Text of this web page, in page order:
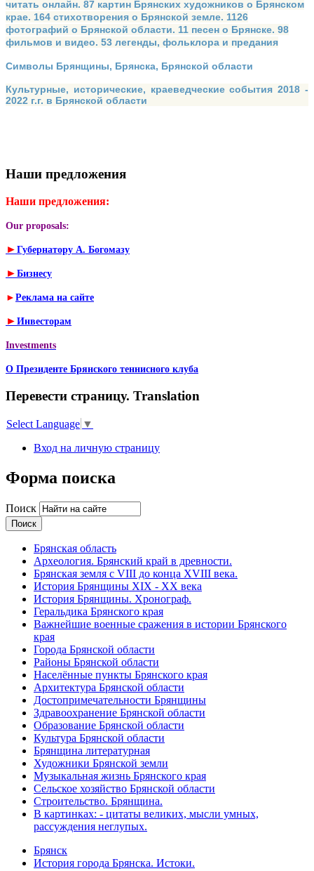
читать онлайн. 87 картин Брянских художников о Брянском
крае. 164 стихотворения о Брянской земле. 1126
фотографий о Брянской области. 11 песен о Брянске. 98
фильмов и видео. 53 легенды, фольклора и предания
Символы Брянщины, Брянска, Брянской области
Культурные, исторические, краеведческие события 2018 -
2022 г.г. в Брянской области
Наши предложения
Наши предложения:
Our proposals:
► Губернатору А. Богомазу
► Бизнесу
► Реклама на сайте
► Инвесторам
Investments
О Президенте Брянского теннисного клуба
Перевести страницу. Translation
Select Language ▼
Вход на личную страницу
Форма поиска
Поиск
Брянская область
Археология. Брянский край в древности.
Брянская земля с VIII до конца XVIII века.
История Брянщины XIX - XX века
История Брянщины. Хронограф.
Геральдика Брянского края
Важнейшие военные сражения в истории Брянского
края
Города Брянской области
Районы Брянской области
Населённые пункты Брянского края
Архитектура Брянской области
Достопримечательности Брянщины
Здравоохранение Брянской области
Образование Брянской области
Культура Брянской области
Брянщина литературная
Художники Брянской земли
Музыкальная жизнь Брянского края
Сельское хозяйство Брянской области
Строительство. Брянщина.
В картинках: - цитаты великих, мысли умных,
рассуждения неглупых.
Брянск
История города Брянска. Истоки.